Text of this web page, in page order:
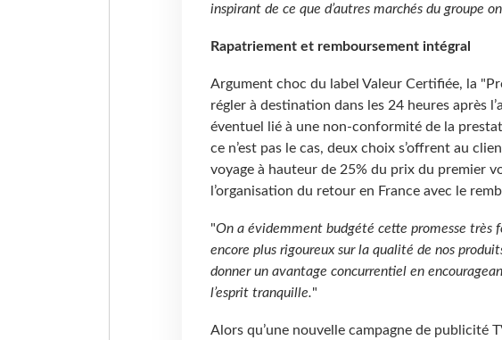
inspirant de ce que d’autres marchés du groupe
Rapatriement et remboursement intégral
Argument choc du label Valeur Certifiée, la
régler à destination dans les 24 heures après
éventuel lié à une non-conformité de la
ce n’est pas le cas, deux choix s’offrent au
voyage à hauteur de 25% du prix du premier
l’organisation du retour en France avec le
"On a évidemment budgété cette promesse très
encore plus rigoureux sur la qualité de nos
donner un avantage concurrentiel en
l’esprit tranquille."
Alors qu’une nouvelle campagne de publicité